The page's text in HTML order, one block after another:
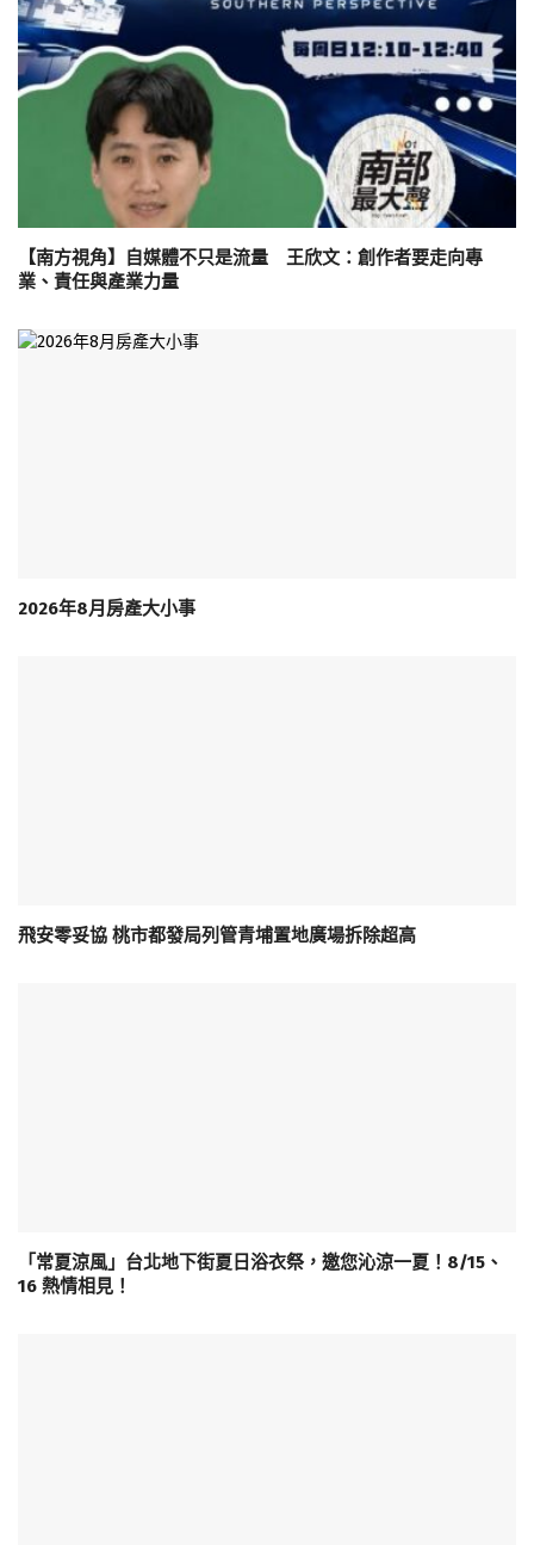
【南方視角】自媒體不只是流量 王欣文：創作者要走向專
業、責任與產業力量
2026年8月房產大小事
飛安零妥協 桃市都發局列管青埔置地廣場拆除超高
「常夏涼風」台北地下街夏日浴衣祭，邀您沁涼一夏！8/15、
16 熱情相見！